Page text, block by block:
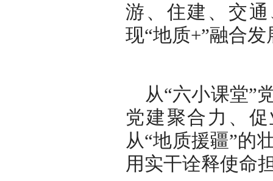
游、住建、交
现“地质+”融合发
从“六小课堂”
党建聚合力、
从“地质援疆”的
用实干诠释使命